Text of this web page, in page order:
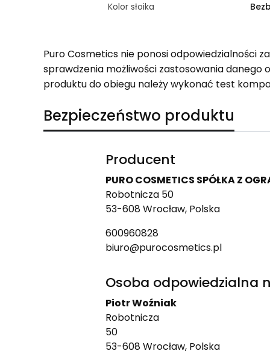
Kolor słoika
Puro Cosmetics nie ponosi odpowiedzialności
sprawdzenia możliwości zastosowania
produktu do obiegu należy wykonać test
Bezpieczeństwo produktu
Producent
PURO COSMETICS SPÓŁKA Z
Robotnicza 50
53-608 Wrocław, Polska
600960828
biuro@purocosmetics.pl
Osoba odpowiedzialna
Piotr Woźniak
Robotnicza
50
53-608 Wrocław, Polska